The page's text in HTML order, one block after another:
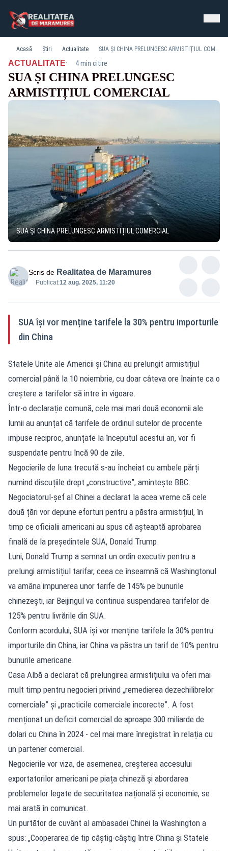
Acasă Știri Actualitate SUA ȘI CHINA PRELUNGESC ARMISTIȚIUL COMERCIAL
ACTUALITATE· 4 min citire
SUA ȘI CHINA PRELUNGESC
ARMISTIȚIUL COMERCIAL
SUA ȘI CHINA PRELUNGESC ARMISTIȚIUL COMERCIAL
Scris de Realitatea de Maramures
Publicat:12 aug. 2025, 11:20
SUA își vor menține tarifele la 30% pentru importurile
din China
Statele Unite ale Americii și China au prelungit armistițiul
comercial până la 10 noiembrie, cu doar câteva ore înainte ca o
creștere a tarifelor să intre în vigoare.
Într-o declarație comună, cele mai mari două economii ale
lumii au anunțat că tarifele de ordinul sutelor de procente
impuse reciproc, anunțate la începutul acestui an, vor fi
suspendate pentru încă 90 de zile.
Negocierile de luna trecută s-au încheiat cu ambele părți
numind discuțiile drept „constructive”, amintește BBC.
Negociatorul-șef al Chinei a declarat la acea vreme că cele
două țări vor depune eforturi pentru a păstra armistițiul, în
timp ce oficialii americani au spus că așteaptă aprobarea
finală de la președintele SUA, Donald Trump.
Luni, Donald Trump a semnat un ordin executiv pentru a
prelungi armistițiul tarifar, ceea ce înseamnă că Washingtonul
va amâna impunerea unor tarife de 145% pe bunurile
chinezești, iar Beijingul va continua suspendarea tarifelor de
125% pentru livrările din SUA.
Conform acordului, SUA își vor menține tarifele la 30% pentru
importurile din China, iar China va păstra un tarif de 10% pentru
bunurile americane.
Casa Albă a declarat că prelungirea armistițiului va oferi mai
mult timp pentru negocieri privind „remedierea dezechilibrelor
comerciale” și „practicile comerciale incorecte”. A fost
menționat un deficit comercial de aproape 300 miliarde de
dolari cu China în 2024 - cel mai mare înregistrat în relația cu
un partener comercial.
Negocierile vor viza, de asemenea, creșterea accesului
exportatorilor americani pe piața chineză și abordarea
problemelor legate de securitatea națională și economie, se
mai arată în comunicat.
Un purtător de cuvânt al ambasadei Chinei la Washington a
spus: „Cooperarea de tip câștig-câștig între China și Statele